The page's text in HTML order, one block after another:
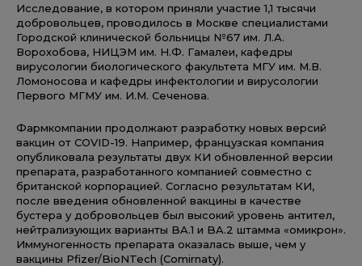
Исследование, в котором приняли участие 1,1 тысячи
добровольцев, проводилось в Москве специалистами
Городской клинической больницы №67 им. Л.А.
Ворохобова, НИЦЭМ им. Н.Ф. Гамалеи, кафедры
вирусологии биологического факультета МГУ им. М.В.
Ломоносова и кафедры инфектологии и вирусологии
Первого МГМУ им. И.М. Сеченова.
Фармкомпании продолжают разработку новых версий
вакцин от COVID-19. Например, французская компания
опубликовала результаты двух КИ обновленной версии
препарата, разработанного компанией совместно с
британской корпорацией. Согласно результатам КИ,
после введения обновленной вакцины в качестве
бустера у добровольцев был высокий уровень антител,
нейтрализующих варианты BA.1 и BA.2 штамма «омикрон».
Иммуногенность препарата оказалась выше, чем у
вакцины Pfizer/BioNTech (Comirnaty).